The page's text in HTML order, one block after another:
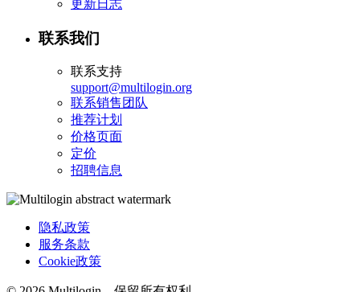
更新日志
联系我们
联系支持
support@multilogin.org
联系销售团队
推荐计划
价格页面
定价
招聘信息
隐私政策
服务条款
Cookie政策